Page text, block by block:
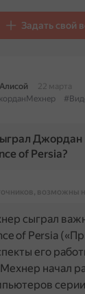
Задать свой
22 марта
Джордан
of Persia?
возможны
сыграл
of Persia
его
начал